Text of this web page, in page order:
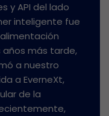
y API del lado
inteligente fue
años más tarde,
a nuestro
a EverneXt,
de la